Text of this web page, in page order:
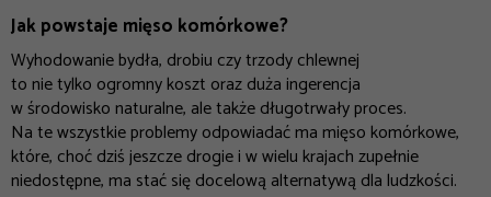
Jak powstaje mięso komórkowe?
Wyhodowanie bydła, drobiu czy trzody chlewnej
to nie tylko ogromny koszt oraz duża ingerencja
w środowisko naturalne, ale także długotrwały proces.
Na te wszystkie problemy odpowiadać ma mięso komórkowe,
które, choć dziś jeszcze drogie i w wielu krajach zupełnie
niedostępne, ma stać się docelową alternatywą dla ludzkości.